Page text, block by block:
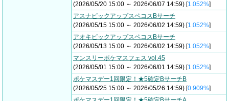
(2026/05/20 15:00 ～ 2026/06/07 14:59) [1.052%]
アスナピックアップスペコスBサーチ
(2026/05/15 15:00 ～ 2026/06/02 14:59) [1.052%]
アオキピックアップスペコスBサーチ
(2026/05/13 15:00 ～ 2026/06/02 14:59) [1.052%]
マンスリーポケマスフェス vol.45
(2026/05/01 15:00 ～ 2026/06/01 14:59) [1.052%]
ポケマスデー1回限定！★5確定BサーチB
(2026/05/25 15:00 ～ 2026/05/26 14:59) [0.909%]